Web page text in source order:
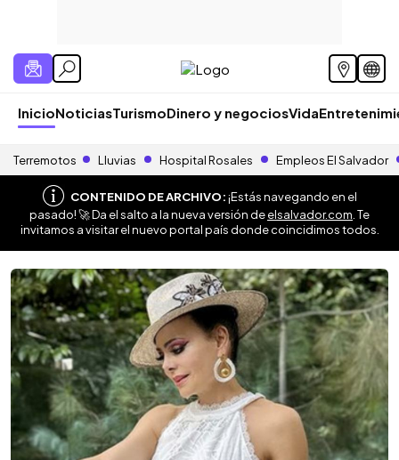
InicioNoticiasTurismoDinero y negociosVida
Terremotos Lluvias Hospital Rosales Empleos El Salvador
CONTENIDO DE ARCHIVO:¡Estás navegando en el
pasado! 🚀 Da el salto a la nueva versión deelsalvador.com . Te
invitamos a visitar el nuevo portal país donde coincidimos todos.